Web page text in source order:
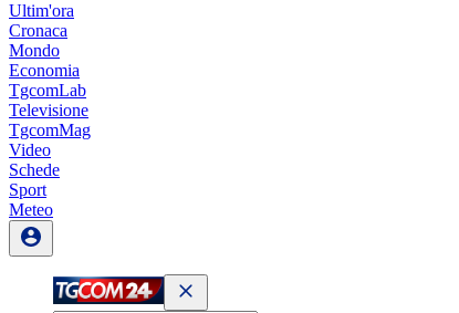
Ultim'ora
Cronaca
Mondo
Economia
TgcomLab
Televisione
TgcomMag
Video
Schede
Sport
Meteo